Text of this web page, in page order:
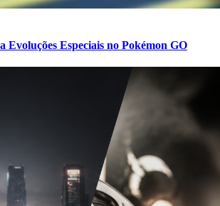
Evoluções Especiais no Pokémon GO